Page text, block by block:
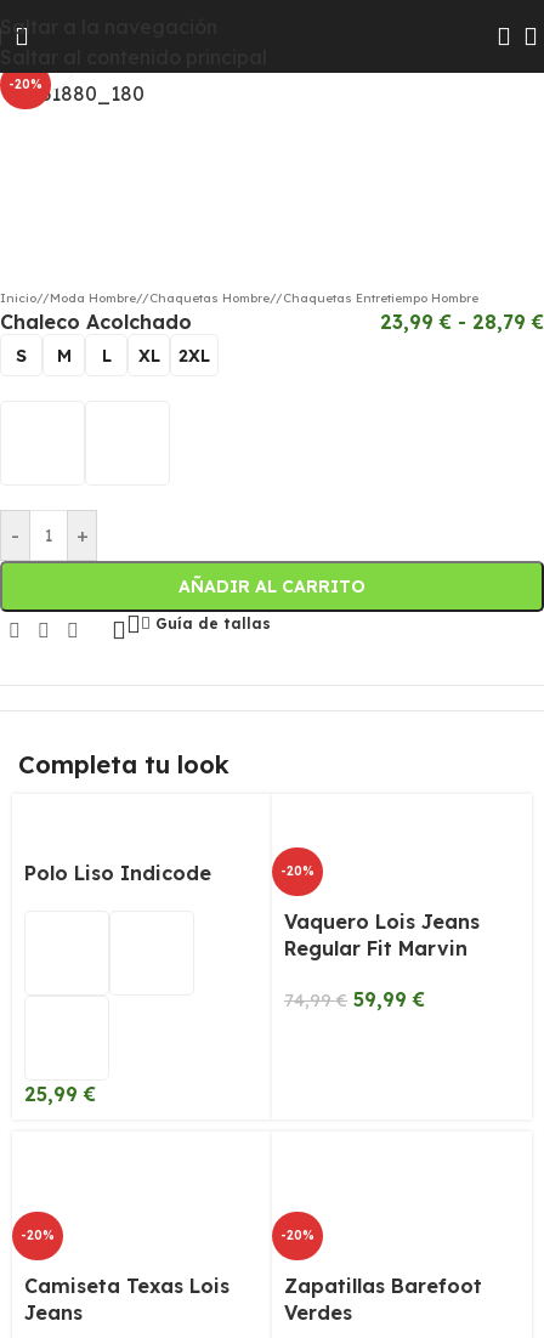
Saltar a la navegación
para que te resulte más fácil encontrar todas las
novedades
-20%
Inicio/ Moda Hombre/ Chaquetas Hombre/ Chaquetas Entretiempo Hombre
Chaleco Acolchado 23,99€ - 28,79€
S M L XL 2XL
- +
AÑADIR AL CARRITO
Guía de tallas
Completa tu look
Polo Liso Indicode
25,99€
-20%
Vaquero Lois Jeans
Regular Fit Marvin
74,99€ 59,99€
-20%
Camiseta Texas Lois
Jeans
-20%
Zapatillas Barefoot
Verdes